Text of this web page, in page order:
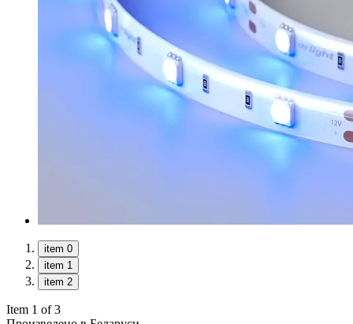
item 0
item 1
item 2
Item 1 of 3